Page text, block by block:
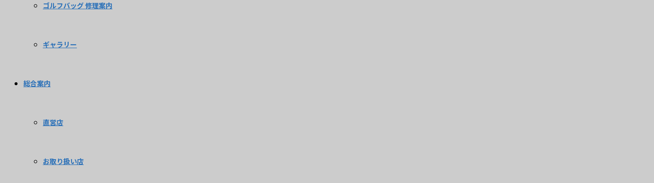
ゴルフバッグ 修理案内
ギャラリー
総合案内
直営店
お取り扱い店